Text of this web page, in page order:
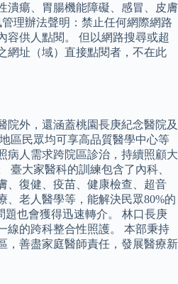
潰瘍、胃腸機能障礙、感冒、皮膚
理辦法聲明：禁止任何網際網路
容供人點閱。 但以網路搜尋或超
網址（域）直接點閱者，不在此
院外，還涵蓋桃園長庚紀念醫院及
區民眾均可享高品質醫學中心等
病人需求跨院區診治，持續照顧大
臺大家醫科的訓練包含了內科、
、復健、疫苗、健康檢查、超音
、老人醫學等，能解決民眾80%的
題也會獲得迅速轉介。 林口長庚
線的跨科整合性照護。 本部秉持
，善盡家庭醫師責任，發展醫療新